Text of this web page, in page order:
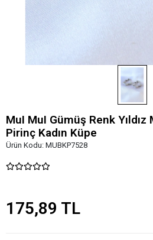
MuI MuI Gümüş Renk
Pirinç Kadın Küpe
Ürün Kodu: MUBKP7528
175,89 TL